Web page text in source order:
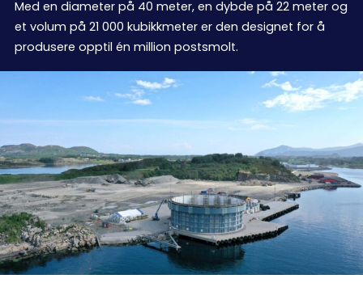
Med en diameter på 40 meter, en dybde på 22 meter og
et volum på 21 000 kubikkmeter er den designet for å
produsere opptil én million postsmolt.